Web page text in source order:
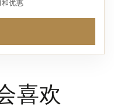
优惠
喜欢